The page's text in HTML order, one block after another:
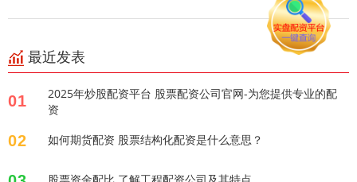
最近发表
01
2025年炒股配资平台 股票配资公司官网-为您提供专业的配
资
02 如何期货配资 股票结构化配资是什么意思？